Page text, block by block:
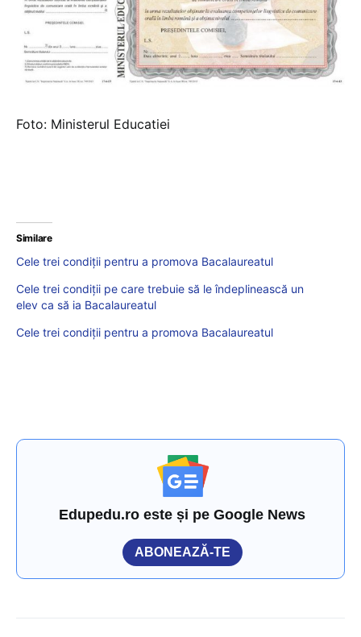
Foto: Ministerul Educatiei
Similare
Cele trei condiții pentru a promova Bacalaureatul
Cele trei condiții pe care trebuie să le îndeplinească un
elev ca să ia Bacalaureatul
Cele trei condiții pentru a promova Bacalaureatul
Edupedu.ro este și pe Google News
ABONEAZĂ-TE